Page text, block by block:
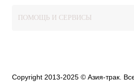
ПОМОЩЬ И СЕРВИСЫ
Copyright 2013-2025 © Азия-трак.